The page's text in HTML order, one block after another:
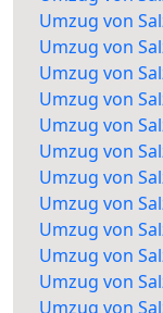
Umzug von
Umzug von
Umzug von
Umzug von
Umzug von
Umzug von
Umzug von
Umzug von
Umzug von
Umzug von
Umzug von
Umzug von